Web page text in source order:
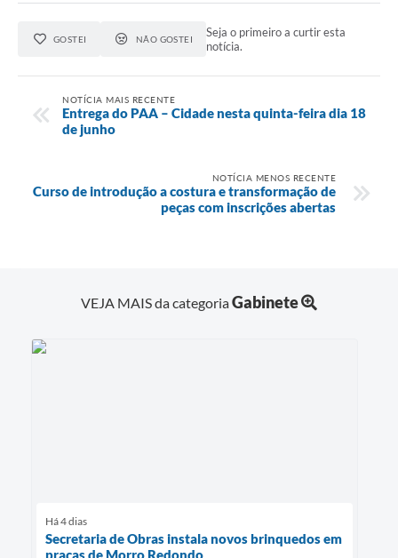
GOSTEI NÃO GOSTEI
Seja o primeiro a curtir esta
notícia.
NOTÍCIA MAIS RECENTE
Entrega do PAA – Cidade nesta quinta-feira dia 18
de junho
NOTÍCIA MENOS RECENTE
Curso de introdução a costura e transformação de
peças com inscrições abertas
VEJA MAIS da categoriaGabinete
Há 4 dias
Secretaria de Obras instala novos brinquedos em
praças de Morro Redondo